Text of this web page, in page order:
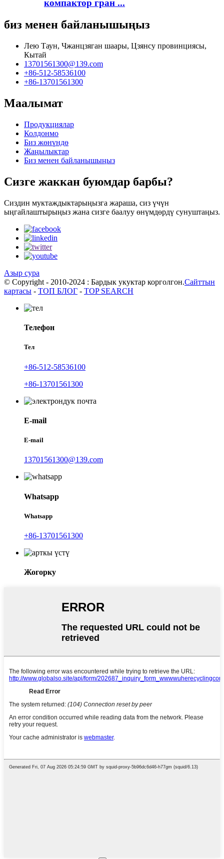
компактор гран ...
биз менен байланышыңыз
Лею Таун, Чжанцзяган шаары, Цзянсу провинциясы,
Кытай
13701561300@139.com
+86-512-58536100
+86-13701561300
Маалымат
Продукциялар
Колдонмо
Биз жөнүндө
Жаңылыктар
Биз менен байланышыңыз
Сизге жаккан буюмдар барбы?
Сиздин муктаждыктарыңызга жараша, сиз үчүн
ыңгайлаштырыңыз жана сизге баалуу өнүмдөрдү сунуштаңыз.
Азыр сура
© Copyright - 2010-2024 : Бардык укуктар корголгон.Сайттын
картасы - ТОП БЛОГ - TOP SEARCH
Телефон
Тел
+86-512-58536100
+86-13701561300
E-mail
E-mail
13701561300@139.com
Whatsapp
Whatsapp
+86-13701561300
Жогорку